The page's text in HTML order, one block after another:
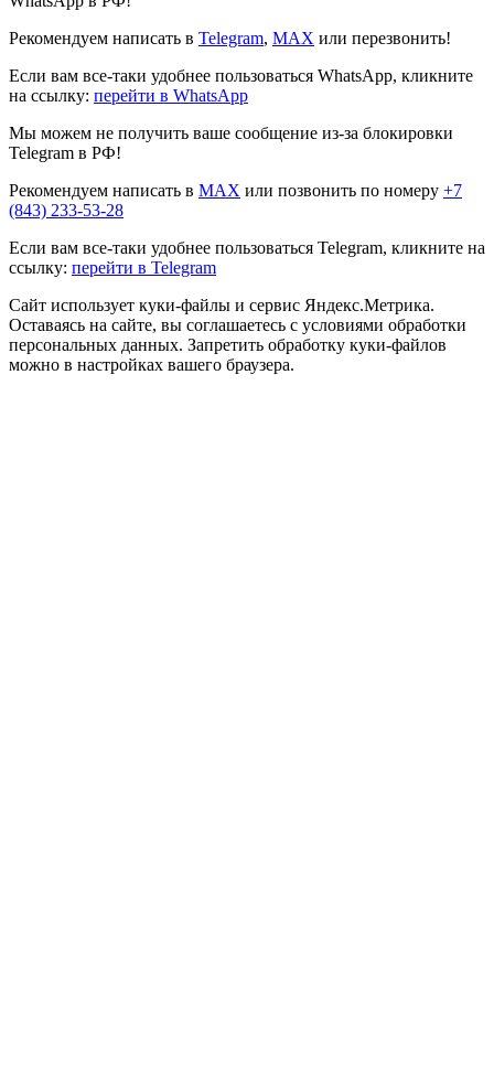
Рекомендуем написать в Telegram, MAX или перезвонить!
Если вам все-таки удобнее пользоваться WhatsApp, кликните
на ссылку: перейти в WhatsApp
Мы можем не получить ваше сообщение из-за блокировки
Telegram в РФ!
Рекомендуем написать в MAX или позвонить по номеру +7
(843) 233-53-28
Если вам все-таки удобнее пользоваться Telegram, кликните на
ссылку: перейти в Telegram
Сайт использует куки-файлы и сервис Яндекс.Метрика.
Оставаясь на сайте, вы соглашаетесь с условиями обработки
персональных данных. Запретить обработку куки-файлов
можно в настройках вашего браузера.